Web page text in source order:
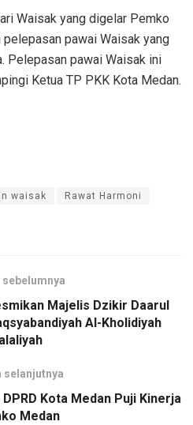
Waisak yang digelar Pemko
pawai Waisak yang
Pelepasan pawai Waisak ini
Ketua TP PKK Kota Medan.
waisak Rawat Harmoni
sebelumnya
Majelis Dzikir Daarul
Al-Kholidiyah
selanjutnya
Kota Medan Puji Kinerja
Medan